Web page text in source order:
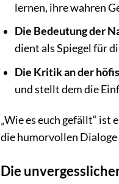
lernen, ihre wahren
Die Bedeutung der
dient als Spiegel für
Die Kritik an der
und stellt dem die
„Wie es euch gefällt“
die humorvollen Dialoge
Die